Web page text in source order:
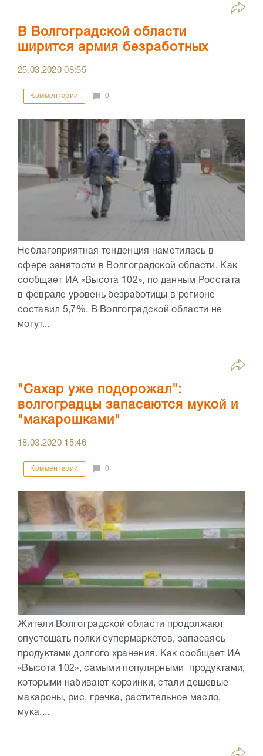
В Волгоградской области
ширится армия безработных
25.03.202008:55
Комментарии 0
Неблагоприятная тенденция наметилась в
сфере занятости в Волгоградской области. Как
сообщает ИА «Высота 102», по данным Росстата
в феврале уровень безработицы в регионе
составил 5,7%. В Волгоградской области не
могут...
"Сахар уже подорожал":
волгоградцы запасаются мукой и
"макарошками"
18.03.2020 15:46
Комментарии 0
Жители Волгоградской области продолжают
опустошать полки супермаркетов, запасаясь
продуктами долгого хранения. Как сообщает ИА
«Высота 102», самыми популярными продуктами,
которыми набивают корзинки, стали дешевые
макароны, рис, гречка, растительное масло,
мука....